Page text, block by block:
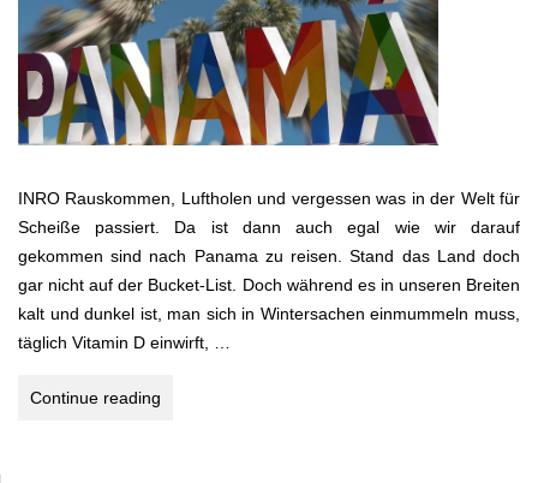
INRO Rauskommen, Luftholen und vergessen was in der Welt für
Scheiße passiert. Da ist dann auch egal wie wir darauf
gekommen sind nach Panama zu reisen. Stand das Land doch
gar nicht auf der Bucket-List. Doch während es in unseren Breiten
kalt und dunkel ist, man sich in Wintersachen einmummeln muss,
täglich Vitamin D einwirft, …
Continue reading